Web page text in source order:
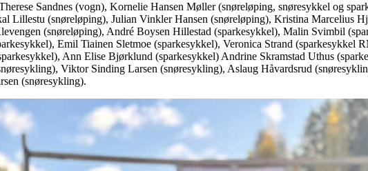
Sandnes (vogn), Kornelie Hansen Møller (snøreløping, snøresykkel og
Lillestu (snøreløping), Julian Vinkler Hansen (snøreløping), Kristina Marcelius
(snøreløping), André Boysen Hillestad (sparkesykkel), Malin Svimbil
Emil Tiainen Sletmoe (sparkesykkel), Veronica Strand (sparkesykkel
Ann Elise Bjørklund (sparkesykkel) Andrine Skramstad Uthus
Viktor Sinding Larsen (snøresykling), Aslaug Håvardsrud
(snøresykling).